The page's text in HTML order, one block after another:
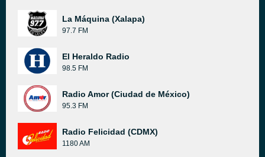
La Máquina (Xalapa)
97.7 FM
El Heraldo Radio
98.5 FM
Radio Amor (Ciudad de México)
95.3 FM
Radio Felicidad (CDMX)
1180 AM